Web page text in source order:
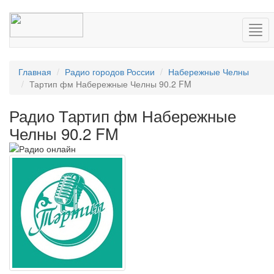
Главная Радио городов России
Набережные Челны
Тартип фм Набережные Челны 90.2 FM
Радио Тартип фм Набережные
Челны 90.2 FM